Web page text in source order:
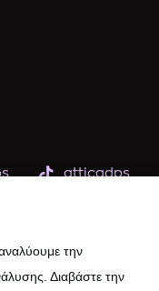
atticadps
την
Διαβάστε την